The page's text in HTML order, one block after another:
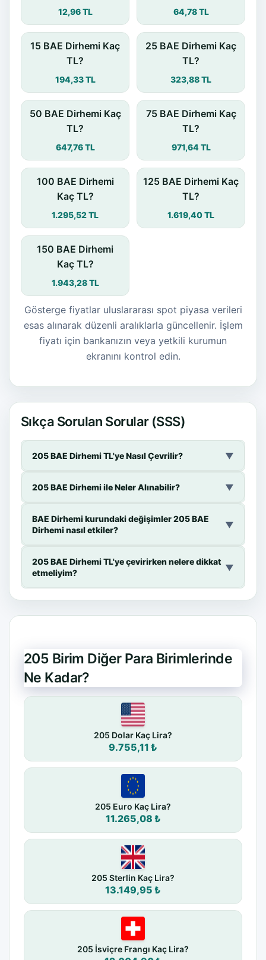
12,96 TL 64,78 TL
15 BAE Dirhemi Kaç
TL?
194,33 TL
25 BAE Dirhemi Kaç
TL?
323,88 TL
50 BAE Dirhemi Kaç
TL?
647,76 TL
75 BAE Dirhemi Kaç
TL?
971,64 TL
100 BAE Dirhemi
Kaç TL?
1.295,52 TL
125 BAE Dirhemi Kaç
TL?
1.619,40 TL
150 BAE Dirhemi
Kaç TL?
1.943,28 TL
Gösterge fiyatlar uluslararası spot piyasa verileri
esas alınarak düzenli aralıklarla güncellenir. İşlem
fiyatı için bankanızın veya yetkili kurumun
ekranını kontrol edin.
Sıkça Sorulan Sorular (SSS)
205 BAE Dirhemi TL'ye Nasıl Çevrilir? ▼
205 BAE Dirhemi ile Neler Alınabilir? ▼
BAE Dirhemi kurundaki değişimler 205 BAE
Dirhemi nasıl etkiler?
▼
205 BAE Dirhemi TL'ye çevirirken nelere dikkat
etmeliyim?
▼
205 Birim Diğer Para Birimlerinde
Ne Kadar?
205 Dolar Kaç Lira?
9.755,11 ₺
205 Euro Kaç Lira?
11.265,08 ₺
205 Sterlin Kaç Lira?
13.149,95 ₺
205 İsviçre Frangı Kaç Lira?